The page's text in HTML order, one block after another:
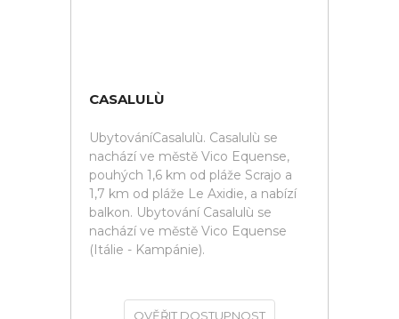
CASALULÙ
UbytováníCasalulù. Casalulù se
nachází ve městě Vico Equense,
pouhých 1,6 km od pláže Scrajo a
1,7 km od pláže Le Axidie, a nabízí
balkon. Ubytování Casalulù se
nachází ve městě Vico Equense
(Itálie - Kampánie).
OVĚŘIT DOSTUPNOST